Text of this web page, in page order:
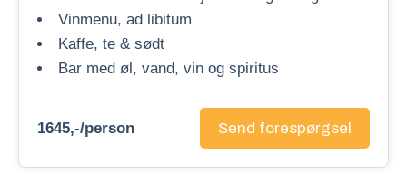
Vinmenu, ad libitum
Kaffe, te & sødt
Bar med øl, vand, vin og spiritus
1645,-/person Send forespørgsel